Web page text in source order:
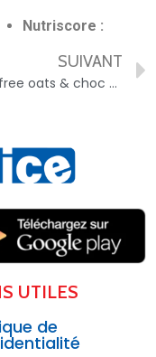
Nutriscore :
SUIVANT
gluten free oats & choc chips – 8410376061772
UTILES
de